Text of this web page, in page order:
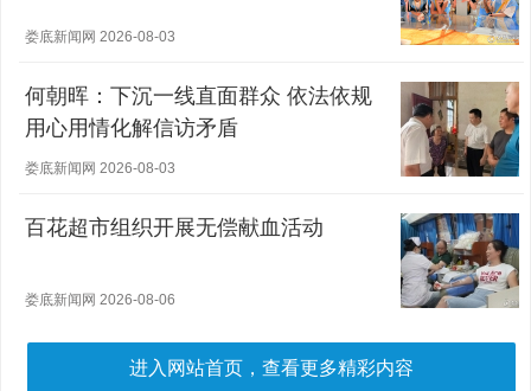
娄底新闻网 2026-08-03
何朝晖：下沉一线直面群众 依法依规
用心用情化解信访矛盾
娄底新闻网 2026-08-03
百花超市组织开展无偿献血活动
娄底新闻网 2026-08-06
进入网站首页，查看更多精彩内容